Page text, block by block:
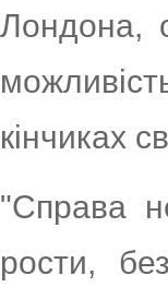
Лондона,
кінчиках
"Справа
рости,